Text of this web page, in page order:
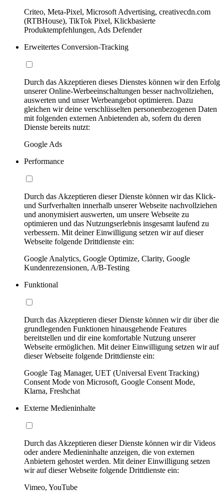
Criteo, Meta-Pixel, Microsoft Advertising, creativecdn.com
(RTBHouse), TikTok Pixel, Klickbasierte
Produktempfehlungen, Ads Defender
Erweitertes Conversion-Tracking
Durch das Akzeptieren dieses Dienstes können wir den Erfolg
unserer Online-Werbeeinschaltungen besser nachvollziehen,
auswerten und unser Werbeangebot optimieren. Dazu
gleichen wir deine verschlüsselten personenbezogenen Daten
mit folgenden externen Anbietenden ab, sofern du deren
Dienste bereits nutzt:
Google Ads
Performance
Durch das Akzeptieren dieser Dienste können wir das Klick-
und Surfverhalten innerhalb unserer Webseite nachvollziehen
und anonymisiert auswerten, um unsere Webseite zu
optimieren und das Nutzungserlebnis insgesamt laufend zu
verbessern. Mit deiner Einwilligung setzen wir auf dieser
Webseite folgende Drittdienste ein:
Google Analytics, Google Optimize, Clarity, Google
Kundenrezensionen, A/B-Testing
Funktional
Durch das Akzeptieren dieser Dienste können wir dir über die
grundlegenden Funktionen hinausgehende Features
bereitstellen und dir eine komfortable Nutzung unserer
Webseite ermöglichen. Mit deiner Einwilligung setzen wir auf
dieser Webseite folgende Drittdienste ein:
Google Tag Manager, UET (Universal Event Tracking)
Consent Mode von Microsoft, Google Consent Mode,
Klarna, Freshchat
Externe Medieninhalte
Durch das Akzeptieren dieser Dienste können wir dir Videos
oder andere Medieninhalte anzeigen, die von externen
Anbietern gehostet werden. Mit deiner Einwilligung setzen
wir auf dieser Webseite folgende Drittdienste ein:
Vimeo, YouTube